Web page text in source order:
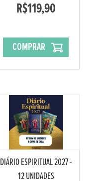
R$119,90
COMPRAR
DIÁRIO ESPIRITUAL 2027 -
12 UNIDADES